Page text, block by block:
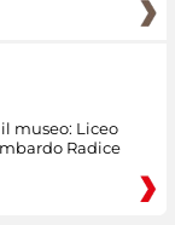
museo: Liceo
Radice